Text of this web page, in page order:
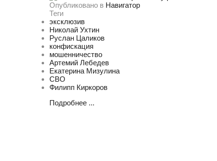
Опубликовано в Навигатор
Теги
эксклюзив
Николай Ухтин
Руслан Цаликов
конфискация
мошенничество
Артемий Лебедев
Екатерина Мизулина
СВО
Филипп Киркоров
Подробнее ...